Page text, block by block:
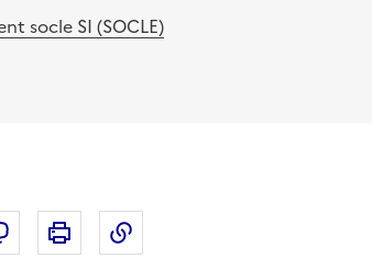
socle SI (SOCLE)
sur LinkedIn
Partager sur Mastodon
Imprimer